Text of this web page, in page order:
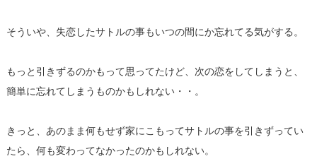
そういや、失恋したサトルの事もいつの間にか忘れてる気がする。
もっと引きずるのかもって思ってたけど、次の恋をしてしまうと、
簡単に忘れてしまうものかもしれない・・。
きっと、 あのまま何もせず家にこもってサトルの事を引きずってい
たら、 何も変わってなかったのかもしれない。